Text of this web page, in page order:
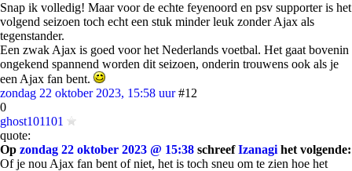
Snap ik volledig! Maar voor de echte feyenoord en psv supporter is het
volgend seizoen toch echt een stuk minder leuk zonder Ajax als
tegenstander.
Een zwak Ajax is goed voor het Nederlands voetbal. Het gaat bovenin
ongekend spannend worden dit seizoen, onderin trouwens ook als je
een Ajax fan bent.
zondag 22 oktober 2023, 15:58 uur #12
0
ghost101101
quote:
Op zondag 22 oktober 2023 @ 15:38 schreefIzanagi het volgende:
Of je nou Ajax fan bent of niet, het is toch sneu om te zien hoe het